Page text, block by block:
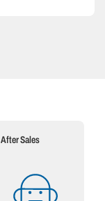
After Sales